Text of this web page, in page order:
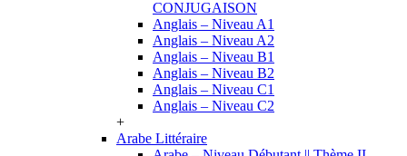
CONJUGAISON
Anglais – Niveau A1
Anglais – Niveau A2
Anglais – Niveau B1
Anglais – Niveau B2
Anglais – Niveau C1
Anglais – Niveau C2
+
Arabe Littéraire